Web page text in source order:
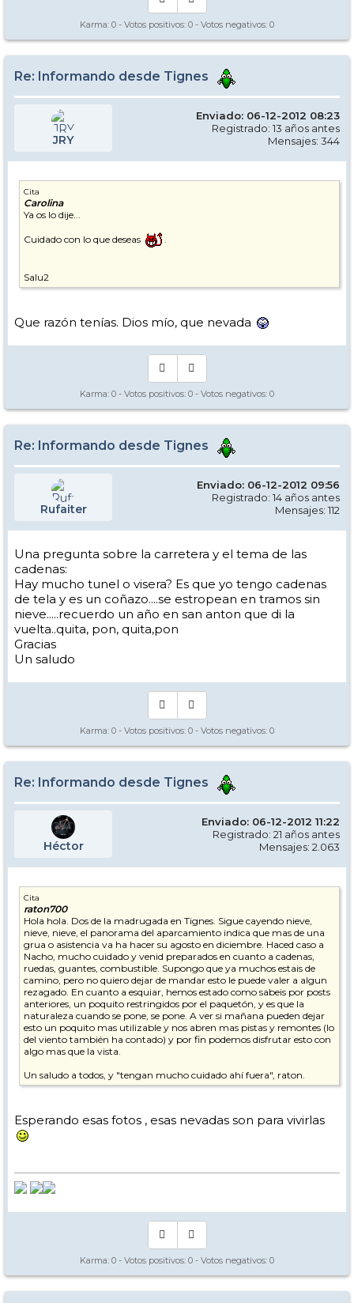
Karma: 0 - Votos positivos: 0 - Votos negativos: 0
Re: Informando desde Tignes
JRY
Enviado: 06-12-2012 08:23
Registrado: 13 años antes
Mensajes: 344
Cita
Carolina
Ya os lo dije...
Cuidado con lo que deseas
Salu2
Que razón tenías. Dios mío, que nevada
Karma: 0 - Votos positivos: 0 - Votos negativos: 0
Re: Informando desde Tignes
Rufaiter
Enviado: 06-12-2012 09:56
Registrado: 14 años antes
Mensajes: 112
Una pregunta sobre la carretera y el tema de las
cadenas:
Hay mucho tunel o visera? Es que yo tengo cadenas
de tela y es un coñazo....se estropean en tramos sin
nieve.....recuerdo un año en san anton que di la
vuelta..quita, pon, quita,pon
Gracias
Un saludo
Karma: 0 - Votos positivos: 0 - Votos negativos: 0
Re: Informando desde Tignes
Héctor
Enviado: 06-12-2012 11:22
Registrado: 21 años antes
Mensajes: 2.063
Cita
raton700
Hola hola. Dos de la madrugada en Tignes. Sigue cayendo nieve,
nieve, nieve, el panorama del aparcamiento indica que mas de una
grua o asistencia va ha hacer su agosto en diciembre. Haced caso a
Nacho, mucho cuidado y venid preparados en cuanto a cadenas,
ruedas, guantes, combustible. Supongo que ya muchos estais de
camino, pero no quiero dejar de mandar esto le puede valer a algun
rezagado. En cuanto a esquiar, hemos estado como sabeis por posts
anteriores, un poquito restringidos por el paquetón, y es que la
naturaleza cuando se pone, se pone. A ver si mañana pueden dejar
esto un poquito mas utilizable y nos abren mas pistas y remontes (lo
del viento también ha contado) y por fin podemos disfrutar esto con
algo mas que la vista.
Un saludo a todos, y "tengan mucho cuidado ahí fuera", raton.
apartamento. No se si son de pista o de carreteras, pero es señal de
que intentan que todo esté "habitable", al menos esa es mi
Esperando esas fotos , esas nevadas son para vivirlas
Karma: 0 - Votos positivos: 0 - Votos negativos: 0